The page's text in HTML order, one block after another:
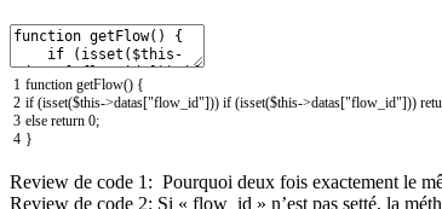
1
2
3
4
function getFlow() {
if (isset($this->datas["flow_id"])) if (isset($this->datas["flow_id"]))
else return 0;
}
Review de code 1: Pourquoi deux fois exactement le
Review de code 2: Si « flow_id » n’est pas setté, la